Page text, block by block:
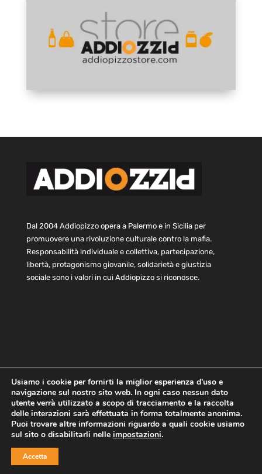
Dal 2004 Addiopizzo opera a Palermo e in Sicilia per
promuovere una rivoluzione culturale contro la mafia.
Responsabilità individuale e collettiva, partecipazione,
libertà, protagonismo giovanile, solidarietà e giustizia
sociale sono i valori in cui Addiopizzo si riconosce.
Home Statuto e bilancio
Contatti
Privacy
Cookie Child Protection Policy
Copyright © 2021 AddioPizzo | Tutti i diritti riservati | Sede
Usiamo i cookie per fornirti la miglior esperienza d'uso e
navigazione sul nostro sito web. In ogni caso nessun dato
utente verrà utilizzato a scopo di tracciamento e la raccolta
delle interazioni sarà effettuata in forma totalmente anonima.
Puoi trovare altre informazioni riguardo a quali cookie usiamo
sul sito o disabilitarli nelle impostazioni.
Accetta